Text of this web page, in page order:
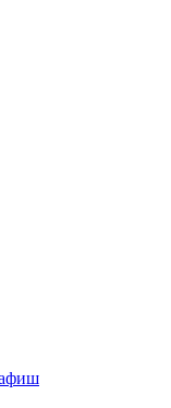
афиш